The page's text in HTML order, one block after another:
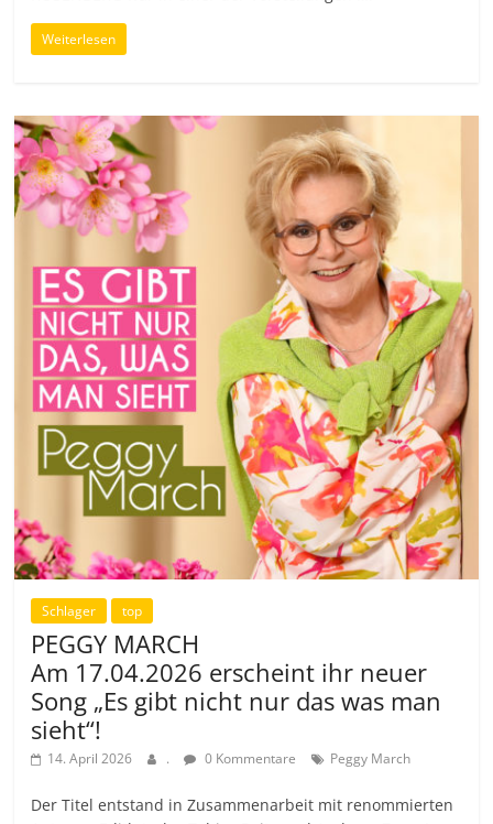
Weiterlesen
Schlager top
PEGGY MARCH
Am 17.04.2026 erscheint ihr neuer
Song „Es gibt nicht nur das was man
sieht“!
14. April 2026 . 0 Kommentare Peggy March
Der Titel entstand in Zusammenarbeit mit renommierten